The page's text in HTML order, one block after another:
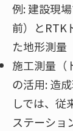
例: 建設現
前）とRTK
た地形測量​
施工測量（
の活用: 造
しでは、従
ステーショ